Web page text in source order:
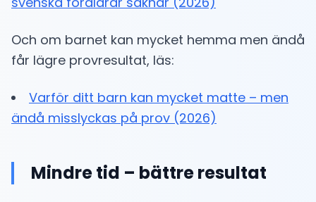
Och om barnet kan mycket hemma men ändå
får lägre provresultat, läs:
Varför ditt barn kan mycket matte – men
ändå misslyckas på prov (2026)
Mindre tid – bättre resultat